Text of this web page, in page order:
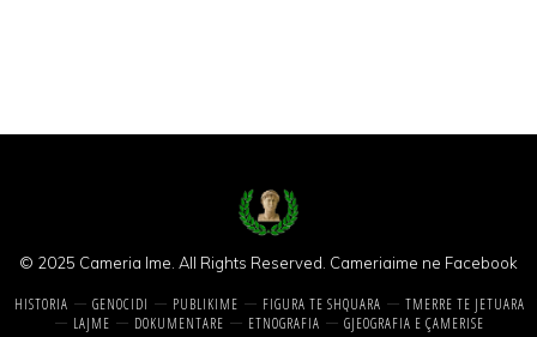
© 2025 Cameria Ime. All Rights Reserved. Cameriaime ne Facebook
HISTORIA GENOCIDI PUBLIKIME FIGURA TE SHQUARA
TMERRE TE JETUARA
LAJME
DOKUMENTARE ETNOGRAFIA
GJEOGRAFIA E ÇAMERISE